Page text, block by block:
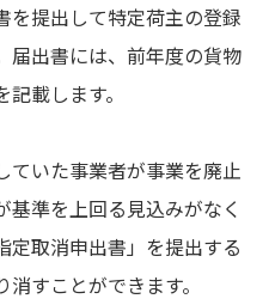
を提出して特定荷主の登録
届出書には、前年度の貨物
載します。
ていた事業者が事業を廃止
準を上回る見込みがなく
定取消申出書」を提出する
すことができます。